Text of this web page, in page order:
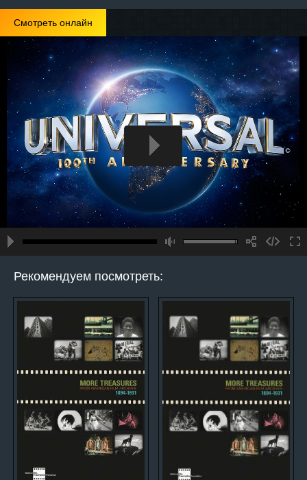
Смотреть онлайн
Рекомендуем посмотреть: